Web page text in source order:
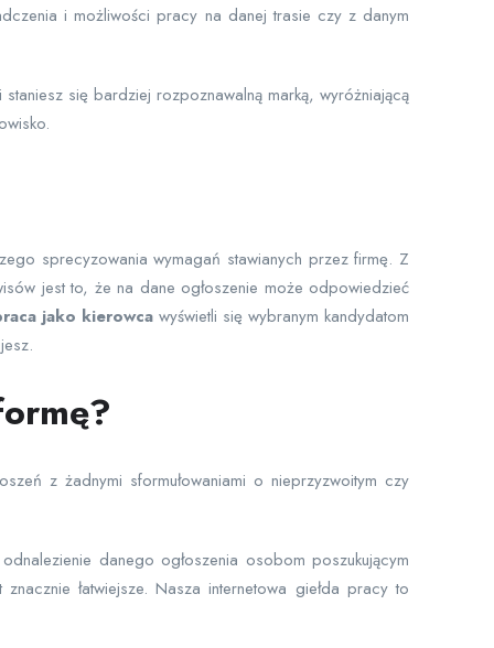
i możliwości pracy na danej trasie czy z danym
się bardziej rozpoznawalną marką, wyróżniającą
sprecyzowania wymagań stawianych przez firmę. Z
jest to, że na dane ogłoszenie może odpowiedzieć
jako kierowca wyświetli się wybranym kandydatom
z żadnymi sformułowaniami o nieprzyzwoitym czy
danego ogłoszenia osobom poszukującym
łatwiejsze. Nasza internetowa giełda pracy to